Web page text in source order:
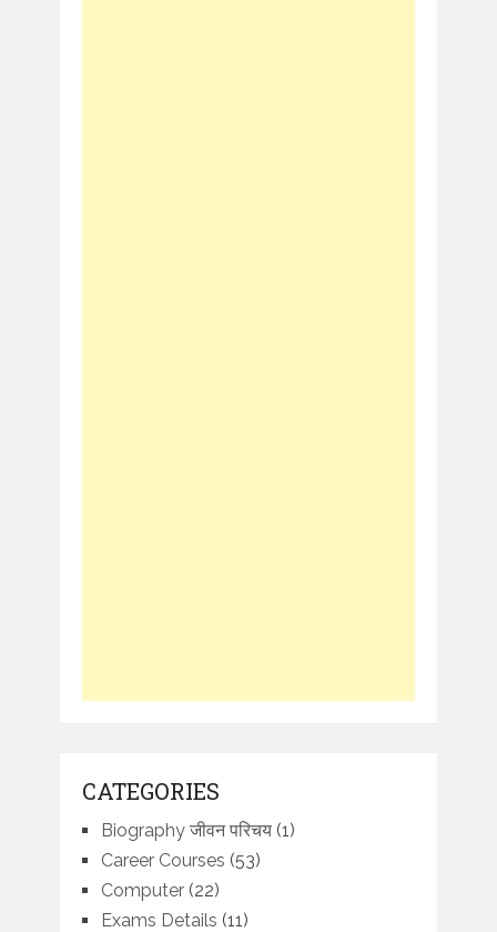
CATEGORIES
Biography जीवन परिचय(1)
Career Courses (53)
Computer(22)
Exams Details (11)